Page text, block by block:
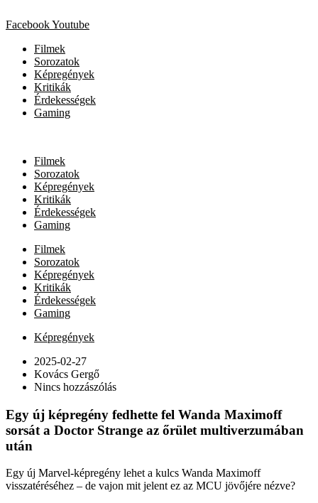
FacebookYoutube
Filmek
Sorozatok
Képregények
Kritikák
Érdekességek
Gaming
Filmek
Sorozatok
Képregények
Kritikák
Érdekességek
Gaming
Filmek
Sorozatok
Képregények
Kritikák
Érdekességek
Gaming
Képregények
2025-02-27
Kovács Gergő
Nincs hozzászólás
Egy új képregény fedhette fel Wanda Maximoff
sorsát a Doctor Strange az őrület multiverzumában
után
Egy új Marvel-képregény lehet a kulcs Wanda Maximoff
visszatéréséhez – de vajon mit jelent ez az MCU jövőjére nézve?